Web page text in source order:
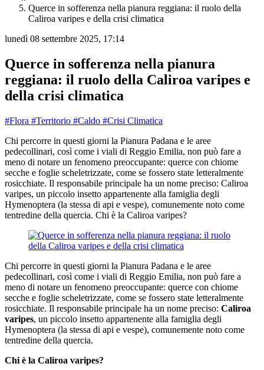
Querce in sofferenza nella pianura reggiana: il ruolo della
Caliroa varipes e della crisi climatica
lunedì 08 settembre 2025, 17:14
Querce in sofferenza nella pianura
reggiana: il ruolo della Caliroa varipes e
della crisi climatica
#Flora #Territorio #Caldo #Crisi Climatica
Chi percorre in questi giorni la Pianura Padana e le aree
pedecollinari, così come i viali di Reggio Emilia, non può fare a
meno di notare un fenomeno preoccupante: querce con chiome
secche e foglie scheletrizzate, come se fossero state letteralmente
rosicchiate. Il responsabile principale ha un nome preciso: Caliroa
varipes, un piccolo insetto appartenente alla famiglia degli
Hymenoptera (la stessa di api e vespe), comunemente noto come
tentredine della quercia. Chi è la Caliroa varipes?
Chi percorre in questi giorni la Pianura Padana e le aree
pedecollinari, così come i viali di Reggio Emilia, non può fare a
meno di notare un fenomeno preoccupante: querce con chiome
secche e foglie scheletrizzate, come se fossero state letteralmente
rosicchiate. Il responsabile principale ha un nome preciso: Caliroa
varipes, un piccolo insetto appartenente alla famiglia degli
Hymenoptera (la stessa di api e vespe), comunemente noto come
tentredine della quercia.
Chi è la Caliroa varipes?